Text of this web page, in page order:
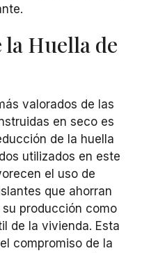
la Huella de
valorados de las
en seco es
de la huella
utilizados en este
el uso de
que ahorran
producción como
de la vivienda. Esta
compromiso de la